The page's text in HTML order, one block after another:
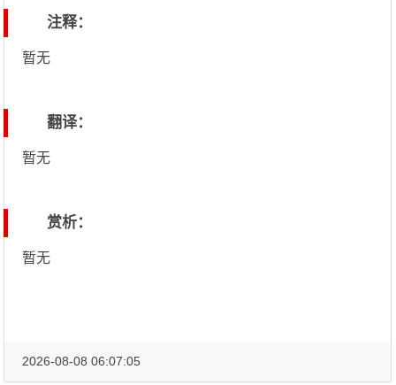
注释：
暂无
翻译：
暂无
赏析：
暂无
2026-08-08 06:07:05